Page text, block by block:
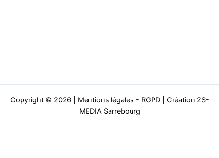
Copyright © 2026 | Mentions légales - RGPD| Création 2S-
MEDIA Sarrebourg